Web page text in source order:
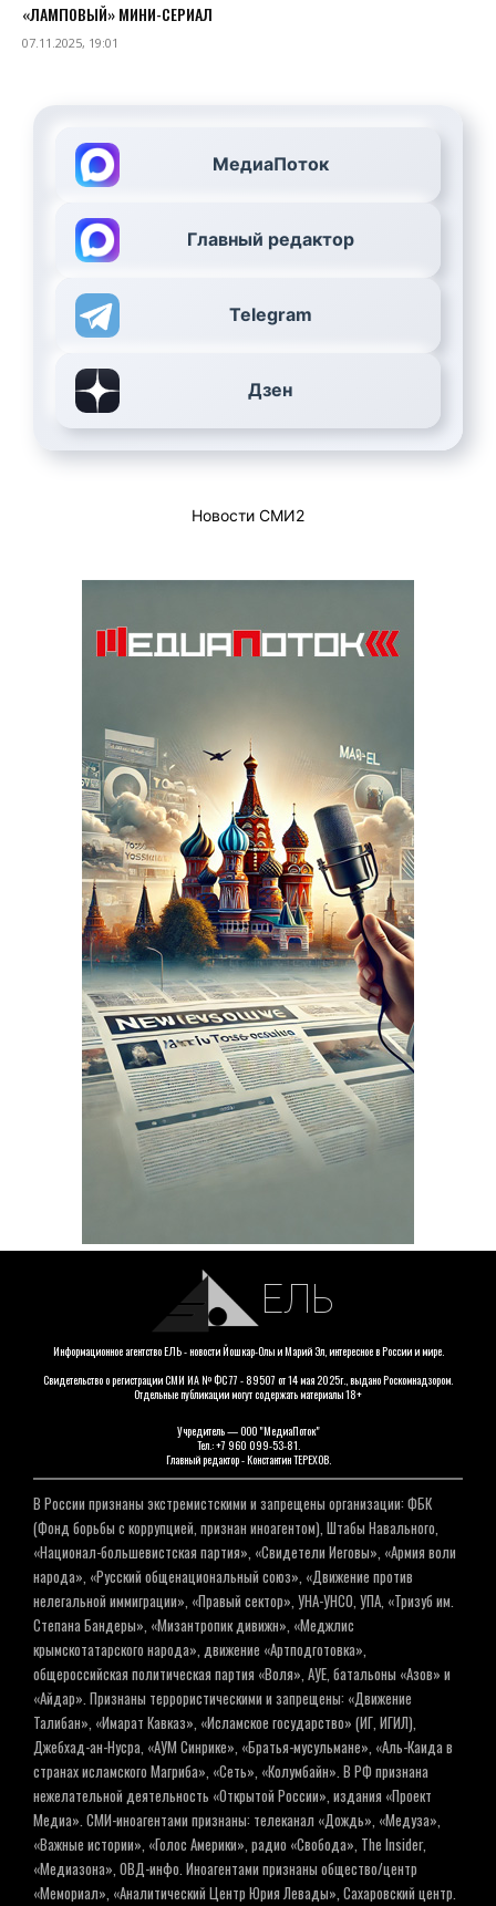
«ЛАМПОВЫЙ» МИНИ-СЕРИАЛ
07.11.2025, 19:01
МедиаПоток
Главный редактор
Telegram
Дзен
Новости СМИ2
ЕЛЬ
Информационное агентство ЕЛЬ - новости Йошкар-Олы и Марий Эл, интересное в России и мире.
Свидетельство о регистрации СМИ ИА № ФС 77 - 89507 от 14 мая 2025г., выдано Роскомнадзором.
Отдельные публикации могут содержать материалы 18+
Учредитель — ООО "МедиаПоток"
Тел.: +7 960 099-53-81.
Главный редактор - Константин ТЕРЕХОВ.
В России признаны экстремистскими и запрещены организации: ФБК
(Фонд борьбы с коррупцией, признан иноагентом), Штабы Навального,
«Национал-большевистская партия», «Свидетели Иеговы», «Армия воли
народа», «Русский общенациональный союз», «Движение против
нелегальной иммиграции», «Правый сектор», УНА-УНСО, УПА, «Тризуб им.
Степана Бандеры», «Мизантропик дивижн», «Меджлис
крымскотатарского народа», движение «Артподготовка»,
общероссийская политическая партия «Воля», АУЕ, батальоны «Азов» и
«Айдар». Признаны террористическими и запрещены: «Движение
Талибан», «Имарат Кавказ», «Исламское государство» (ИГ, ИГИЛ),
Джебхад-ан-Нусра, «АУМ Синрике», «Братья-мусульмане», «Аль-Каида в
странах исламского Магриба», «Сеть», «Колумбайн». В РФ признана
нежелательной деятельность «Открытой России», издания «Проект
Медиа». СМИ-иноагентами признаны: телеканал «Дождь», «Медуза»,
«Важные истории», «Голос Америки», радио «Свобода», The Insider,
«Медиазона», ОВД-инфо. Иноагентами признаны общество/центр
«Мемориал», «Аналитический Центр Юрия Левады», Сахаровский центр.